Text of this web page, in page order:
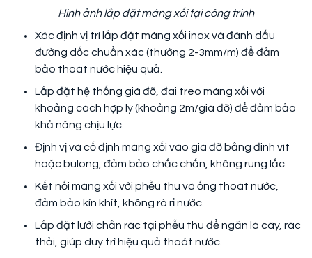
Hình ảnh lắp đặt máng xối tại công trình
Xác định vị trí lắp đặt máng xối inox và đánh dấu
đường dốc chuẩn xác (thường 2-3mm/m) để đảm
bảo thoát nước hiệu quả.
Lắp đặt hệ thống giá đỡ, đai treo máng xối với
khoảng cách hợp lý (khoảng 2m/giá đỡ) để đảm bảo
khả năng chịu lực.
Định vị và cố định máng xối vào giá đỡ bằng đinh vít
hoặc bulong, đảm bảo chắc chắn, không rung lắc.
Kết nối máng xối với phễu thu và ống thoát nước,
đảm bảo kín khít, không rò rỉ nước.
Lắp đặt lưới chắn rác tại phễu thu để ngăn lá cây, rác
thải, giúp duy trì hiệu quả thoát nước.